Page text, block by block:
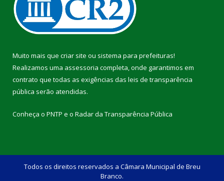
Muito mais que criar site ou sistema para prefeituras!
Realizamos uma assessoria completa, onde garantimos em
contrato que todas as exigências das leis de transparência
pública serão atendidas.
Conheça o PNTP e o Radar da Transparência Pública
Todos os direitos reservados a Câmara Municipal de Breu
Branco.